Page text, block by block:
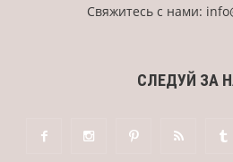
Свяжитесь с нами:
СЛЕДУЙ ЗА